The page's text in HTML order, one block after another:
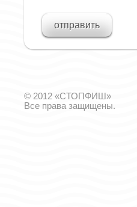
© 2012 «СТОПФИШ»
Все права защищены.